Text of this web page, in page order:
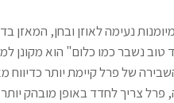
נעימה לאוזן ובחן,
נשבר כמו כלום" הוא מקונן
של פרל קיימת יותר כדיווח
פרל צריך לחדד באופן מובהק